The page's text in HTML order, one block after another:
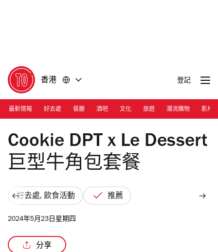
香港 登記
最新情報 好去處 餐廳 酒吧 文化 旅遊 潮流購物 影片
Photograph: Cara Hung
Cookie DPT x Le Dessert
巨型牛角包套餐
好去處, 飲食活動 推薦
2024年5月23日星期四
分享